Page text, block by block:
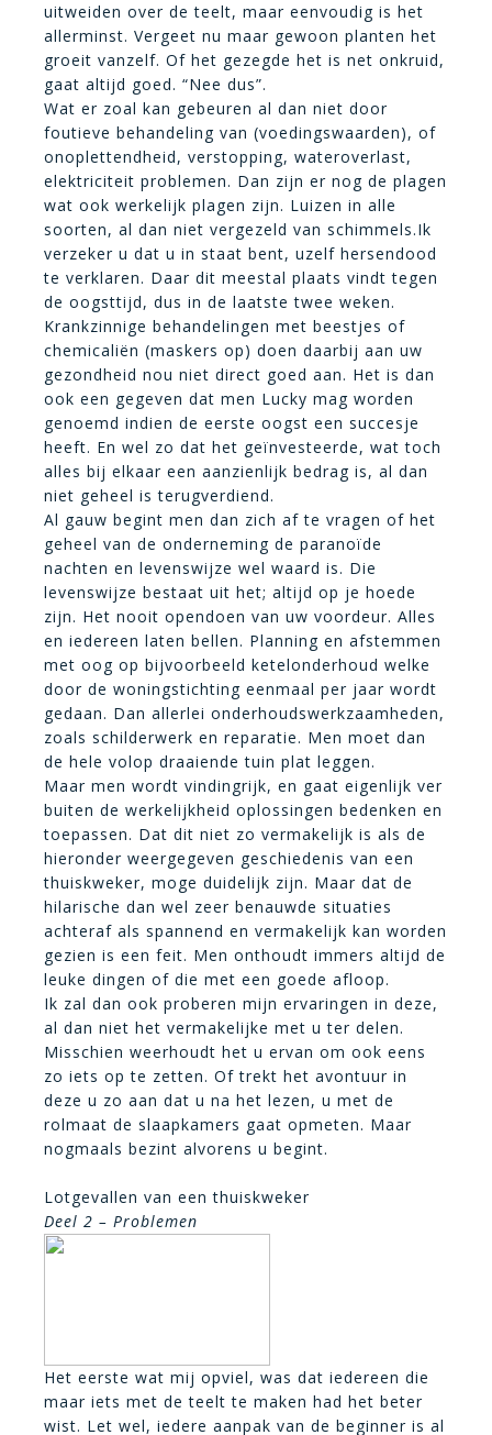
uitweiden over de teelt, maar eenvoudig is het
allerminst. Vergeet nu maar gewoon planten het
groeit vanzelf. Of het gezegde het is net onkruid,
gaat altijd goed. “Nee dus”.
Wat er zoal kan gebeuren al dan niet door
foutieve behandeling van (voedingswaarden), of
onoplettendheid, verstopping, wateroverlast,
elektriciteit problemen. Dan zijn er nog de plagen
wat ook werkelijk plagen zijn. Luizen in alle
soorten, al dan niet vergezeld van schimmels.Ik
verzeker u dat u in staat bent, uzelf hersendood
te verklaren. Daar dit meestal plaats vindt tegen
de oogsttijd, dus in de laatste twee weken.
Krankzinnige behandelingen met beestjes of
chemicaliën (maskers op) doen daarbij aan uw
gezondheid nou niet direct goed aan. Het is dan
ook een gegeven dat men Lucky mag worden
genoemd indien de eerste oogst een succesje
heeft. En wel zo dat het geïnvesteerde, wat toch
alles bij elkaar een aanzienlijk bedrag is, al dan
niet geheel is terugverdiend.
Al gauw begint men dan zich af te vragen of het
geheel van de onderneming de paranoïde
nachten en levenswijze wel waard is. Die
levenswijze bestaat uit het; altijd op je hoede
zijn. Het nooit opendoen van uw voordeur. Alles
en iedereen laten bellen. Planning en afstemmen
met oog op bijvoorbeeld ketelonderhoud welke
door de woningstichting eenmaal per jaar wordt
gedaan. Dan allerlei onderhoudswerkzaamheden,
zoals schilderwerk en reparatie. Men moet dan
de hele volop draaiende tuin plat leggen.
Maar men wordt vindingrijk, en gaat eigenlijk ver
buiten de werkelijkheid oplossingen bedenken en
toepassen. Dat dit niet zo vermakelijk is als de
hieronder weergegeven geschiedenis van een
thuiskweker, moge duidelijk zijn. Maar dat de
hilarische dan wel zeer benauwde situaties
achteraf als spannend en vermakelijk kan worden
gezien is een feit. Men onthoudt immers altijd de
leuke dingen of die met een goede afloop.
Ik zal dan ook proberen mijn ervaringen in deze,
al dan niet het vermakelijke met u ter delen.
Misschien weerhoudt het u ervan om ook eens
zo iets op te zetten. Of trekt het avontuur in
deze u zo aan dat u na het lezen, u met de
rolmaat de slaapkamers gaat opmeten. Maar
nogmaals bezint alvorens u begint.
Lotgevallen van een thuiskweker
Deel 2 – Problemen
Het eerste wat mij opviel, was dat iedereen die
maar iets met de teelt te maken had het beter
wist. Let wel, iedere aanpak van de beginner is al